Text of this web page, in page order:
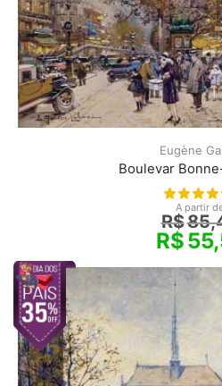
Eugène
Boulevar
A partir
R$
R$